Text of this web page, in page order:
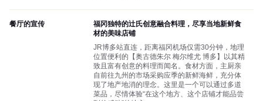
餐厅的宣传
福冈独特的辻氏创意融合料理，尽享当地新鲜食
材的美味店铺
JR博多站直连，距离福冈机场仅需30分钟，地理
位置便利的【奥古德朱尔 梅尔维尤 博多】以其精
致且富有创意的料理而闻名。食材方面，主厨亲
自前往九州的市场采购应季的新鲜海鲜，充分体
现了地产地消的理念。这里是一个可以通过多道
菜品，尽情体验“在这个地方、这个店铺才能品尝